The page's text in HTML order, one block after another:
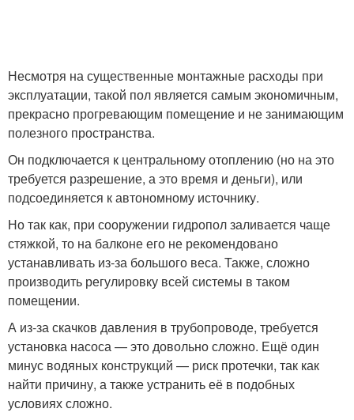
Несмотря на существенные монтажные расходы при
эксплуатации, такой пол является самым экономичным,
прекрасно прогревающим помещение и не занимающим
полезного пространства.
Он подключается к центральному отоплению (но на это
требуется разрешение, а это время и деньги), или
подсоединяется к автономному источнику.
Но так как, при сооружении гидропол заливается чаще
стяжкой, то на балконе его не рекомендовано
устанавливать из-за большого веса. Также, сложно
производить регулировку всей системы в таком
помещении.
А из-за скачков давления в трубопроводе, требуется
установка насоса — это довольно сложно. Ещё один
минус водяных конструкций — риск протечки, так как
найти причину, а также устранить её в подобных
условиях сложно.